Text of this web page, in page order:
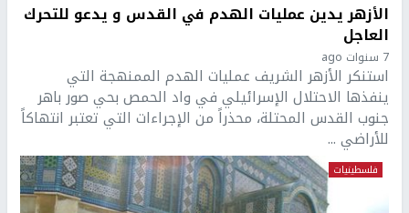
الأزهر يدين عمليات الهدم في القدس و يدعو للتحرك
العاجل
7 سنوات ago
استنكر الأزهر الشريف عمليات الهدم الممنهجة التي
ينفذها الاحتلال الإسرائيلي في واد الحمص بحي صور باهر
جنوب القدس المحتلة، محذراً من الإجراءات التي تعتبر انتهاكاً
للأراضي ...
فلسطينيات